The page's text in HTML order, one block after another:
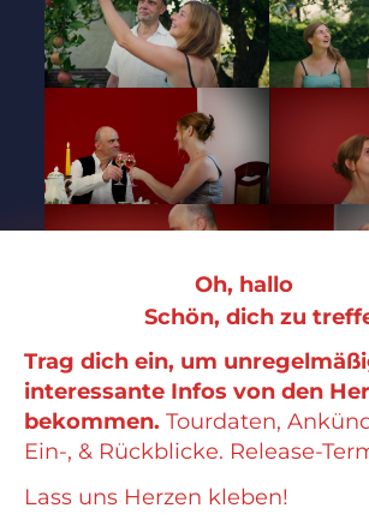
Oh, hallo
Schön, dich zu
Trag dich ein, um
interessante Infos von den
bekommen. Tourdaten,
Ein-, & Rückblicke. Release-
Lass uns Herzen kleben!